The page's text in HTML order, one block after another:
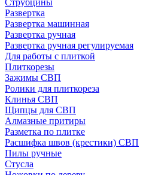
Струбцины
Развертка
Развертка машинная
Развертка ручная
Развертка ручная регулируемая
Для работы с плиткой
Плиткорезы
Зажимы СВП
Ролики для плиткореза
Клинья СВП
Щипцы для СВП
Алмазные притиры
Разметка по плитке
Расшифка швов (крестики) СВП
Пилы ручные
Стусла